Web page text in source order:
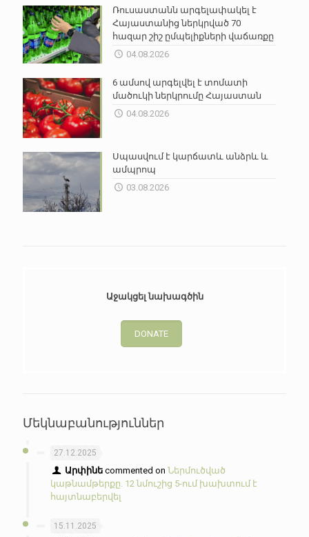
Ռուսաստանն արգելափակել է
Հայաստանից ներկրված 70
հազար շիշ ըմպելիքների վաճառքը
04.08.2026
6 ամսով արգելվել է տոմատի
մածուկի ներկրումը Հայաստան
04.08.2026
Սպասվում է կարճատև անձրև և
ամպրոպ
03.08.2026
Աջակցել նախագծին
DONATE
Մեկնաբանություններ
27.12.2025
Արփինե commented onՆերմուծված
կաթնամթերքը. 12 նմուշից 5-ում խախտում է
հայտնաբերվել
15.11.2025